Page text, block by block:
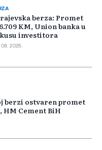
berza: Promet
KM, Union banka u
investitora
2026.
berzi ostvaren promet
HM Cement BiH